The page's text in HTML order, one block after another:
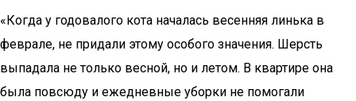
«Когда у годовалого кота началась весенняя линька в
феврале, не придали этому особого значения. Шерсть
выпадала не только весной, но и летом. В квартире она
была повсюду и ежедневные уборки не помогали